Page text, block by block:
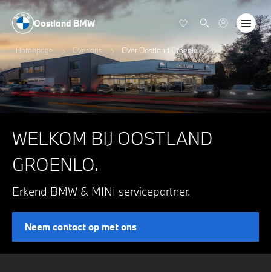
Oostland BMW
Homepage Over ons Over Oostland Groenlo
WELKOM BIJ OOSTLAND
GROENLO.
Erkend BMW & MINI servicepartner.
Neem contact op met ons